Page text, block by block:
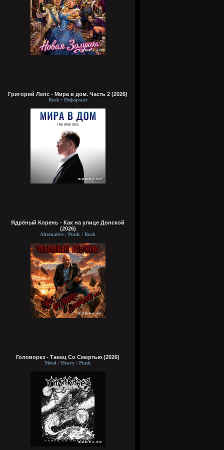
Григорий Лепс - Мира в дом. Часть 2 (2026)
Rock / Неформат
Ядрёный Корень - Как на улице Донской
(2026)
Alternative / Punk / Rock
Головорез - Tанец Со Смертью (2026)
Metal / Heavy / Punk